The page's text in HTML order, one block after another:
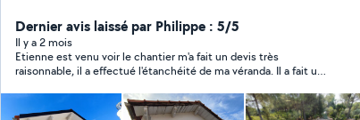
étanchéité des toitures), réparation ou réfection
complète de toiture. Pose de panneaux
photovoltaïques également.
Dernier avis laissé par Philippe : 5/5
Il y a 2 mois
Etienne est venu voir le chantier m'a fait un devis très
raisonnable, il a effectué l'étanchéité de ma véranda. Il a fait un